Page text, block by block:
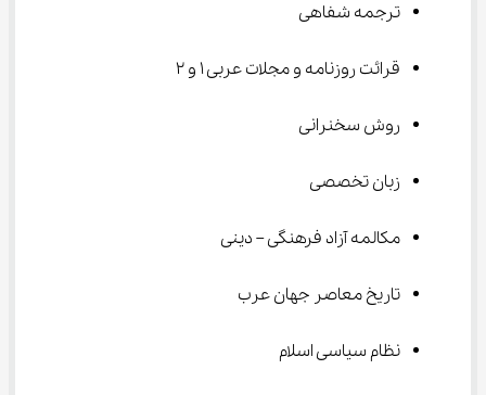
ترجمه شفاهی
قرائت روزنامه و مجلات عربی 1 و 2
روش سخنرانی
زبان تخصصی
مکالمه آزاد فرهنگی – دینی
تاریخ معاصر جهان عرب
نظام سیاسی اسلام